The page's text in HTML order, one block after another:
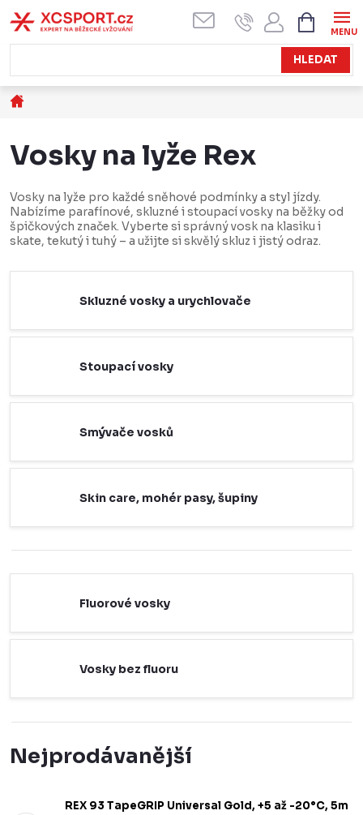
na
obsah
HLEDAT
KOŠÍK
Vosky na lyže Rex
Vosky na lyže pro každé sněhové podmínky a styl jízdy.
Nabízíme parafínové, skluzné i stoupací vosky na běžky od
špičkových značek. Vyberte si správný vosk na klasiku i
skate, tekutý i tuhý – a užijte si skvělý skluz i jistý odraz.
Skluzné vosky a urychlovače
Stoupací vosky
Smývače vosků
Skin care, mohér pasy, šupiny
Fluorové vosky
Vosky bez fluoru
Nejprodávanější
REX 93 TapeGRIP Universal Gold, +5 až -20°C, 5m